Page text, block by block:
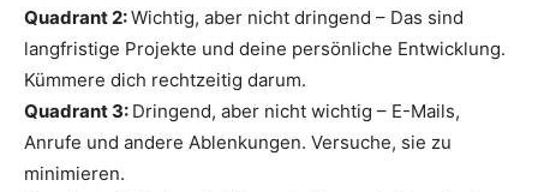
Quadrant 2:Wichtig, aber nicht dringend – Das sind
langfristige Projekte und deine persönliche Entwicklung.
Kümmere dich rechtzeitig darum.
Quadrant 3: Dringend, aber nicht wichtig – E-Mails,
Anrufe und andere Ablenkungen. Versuche, sie zu
minimieren.